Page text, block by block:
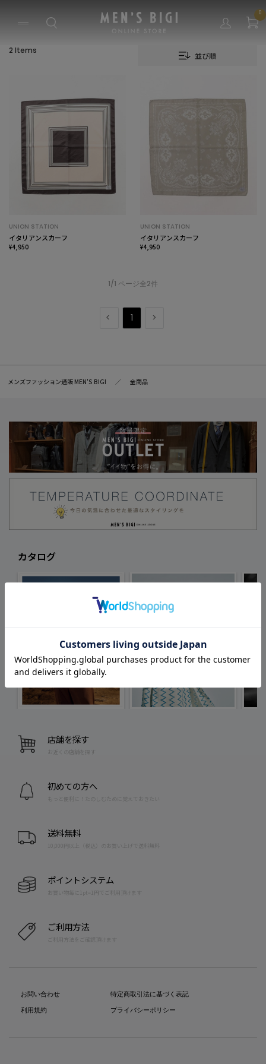
0
2 Items 並び順
UNION STATION
イタリアンスカーフ
¥4,950
UNION STATION
イタリアンスカーフ
¥4,950
1/1 ページ全2件
1
メンズファッション通販 MEN'S BIGI 全商品
カタログ
店舗を探す
お近くの店舗を探す
初めての方へ
もっと便利に！たのしむために覚えておきたい
送料無料
10,000円以上（税込）のお買い上げで送料無料
ポイントシステム
お買い物毎に1pt=1円でご利用頂けます
ご利用方法
ご利用方法をご確認頂けます
お問い合わせ
利用規約
特定商取引法に基づく表記
プライバシーポリシー